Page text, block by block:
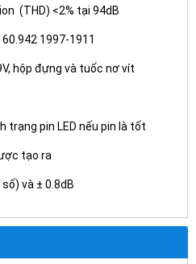
(THD) <2% tại 94dB
1997-1911
hộp đựng và tuốc nơ vít
trạng pin LED nếu pin là tốt
tạo ra
và ± 0.8dB